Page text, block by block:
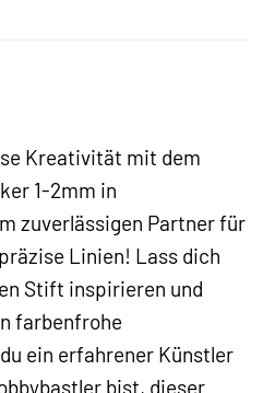
Kreativität mit dem
1-2mm in
zuverlässigen Partner für
Linien! Lass dich
Stift inspirieren und
farbenfrohe
ein erfahrener Künstler
bist, dieser